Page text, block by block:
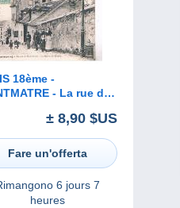
18ème -
- La rue du
± 8,90 $US
Fare un'offerta
6 jours 7
heures